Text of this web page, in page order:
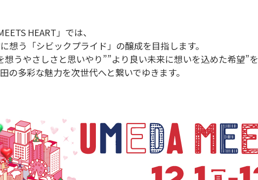
HEART」では、
想う「シビックプライド」の醸成を目指します。
想うやさしさと思いやり””より良い未来に想いを込めた希望”を
の多彩な魅力を次世代へと繋いでゆきます。